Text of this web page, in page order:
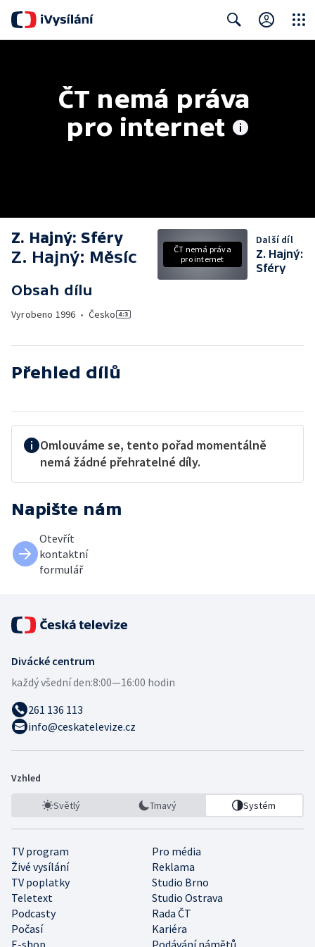
ČT nemá práva
pro internet
Z. Hajný: Sféry
Z. Hajný: Měsíc
Obsah dílu
Vyrobeno 1996 • Česko
ČT nemá práva
pro internet
Další díl
Z. Hajný:
Sféry
Přehled dílů
Omlouváme se, tento pořad momentálně
nemá žádné přehratelné díly.
Napište nám
Otevřít
kontaktní
formulář
Divácké centrum
každý všední den:8:00—16:00 hodin
261 136 113
info@ceskatelevize.cz
Vzhled
Světlý Tmavý Systém
TV program
Pro média
Živé vysílání
Reklama
TV poplatky
Studio Brno
Teletext
Studio Ostrava
Podcasty
Rada ČT
Počasí
Kariéra
E-shop
Podávání námětů